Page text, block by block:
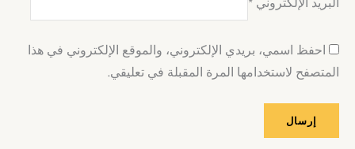
البريد الإلكتروني *
احفظ اسمي، بريدي الإلكتروني، والموقع الإلكتروني في هذا
المتصفح لاستخدامها المرة المقبلة في تعليقي.